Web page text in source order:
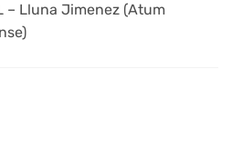
– Lluna Jimenez (Atum